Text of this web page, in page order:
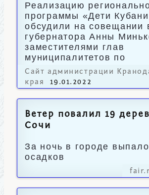
Реализацию
программы «Дети
обсудили на совещании
губернатора Анны
заместителями глав
муниципалитетов по
соцвопросам.
Сайт администрации
края
19.01.2022
Ветер повалил 19
Сочи
За ночь в городе
осадков